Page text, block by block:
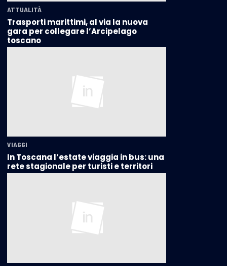
ATTUALITÀ
Trasporti marittimi, al via la nuova
gara per collegare l’Arcipelago
toscano
VIAGGI
In Toscana l’estate viaggia in bus: una
rete stagionale per turisti e territori